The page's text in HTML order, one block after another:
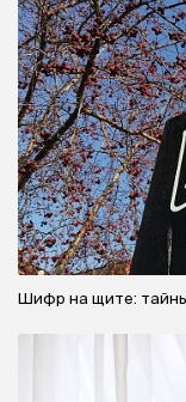
Шифр на щите: